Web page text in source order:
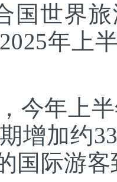
国世界
年上
年上半
增加约
国际游